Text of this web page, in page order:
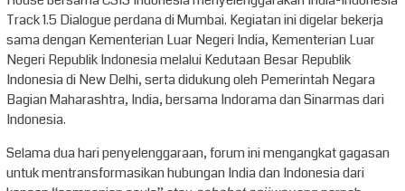
Track 1.5 Dialogue perdana di Mumbai. Kegiatan ini digelar bekerja
sama dengan Kementerian Luar Negeri India, Kementerian Luar
Negeri Republik Indonesia melalui Kedutaan Besar Republik
Indonesia di New Delhi, serta didukung oleh Pemerintah Negara
Bagian Maharashtra, India, bersama Indorama dan Sinarmas dari
Indonesia.
Selama dua hari penyelenggaraan, forum ini mengangkat gagasan
untuk mentransformasikan hubungan India dan Indonesia dari